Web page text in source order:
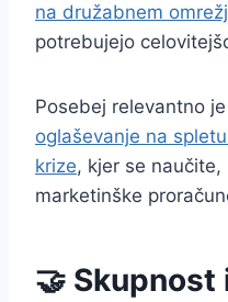
na družabnem
potrebujejo
Posebej relevantno
oglaševanje na
krize, kjer se
marketinške
🤝 Skupnost